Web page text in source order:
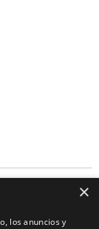
All rights×
los anuncios y